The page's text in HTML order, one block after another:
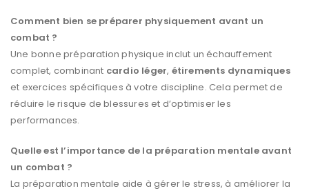
Comment bien se préparer physiquement avant un
combat ?
Une bonne préparation physique inclut un échauffement
complet, combinant cardio léger, étirements dynamiques
et exercices spécifiques à votre discipline. Cela permet de
réduire le risque de blessures et d’optimiser les
performances.
Quelle est l’importance de la préparation mentale avant
un combat ?
La préparation mentale aide à gérer le stress, à améliorer la